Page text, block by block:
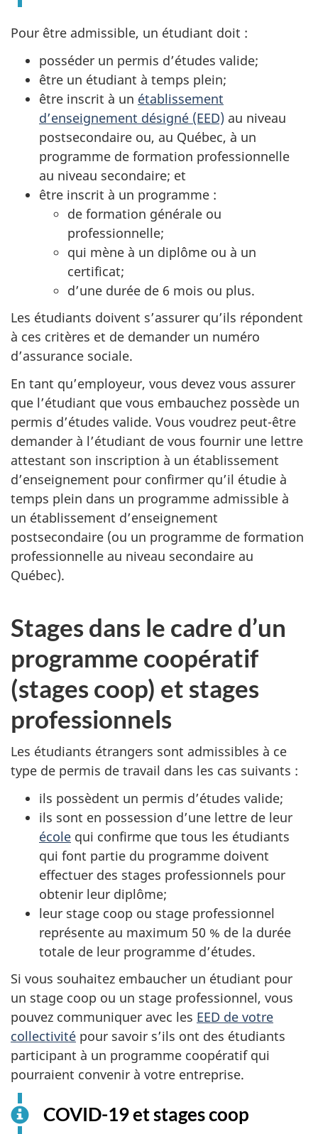
Pour être admissible, un étudiant doit :
posséder un permis d’études valide;
être un étudiant à temps plein;
être inscrit à un établissement
d’enseignement désigné (EED) au niveau
postsecondaire ou, au Québec, à un
programme de formation professionnelle
au niveau secondaire; et
être inscrit à un programme :
de formation générale ou
professionnelle;
qui mène à un diplôme ou à un
certificat;
d’une durée de 6 mois ou plus.
Les étudiants doivent s’assurer qu’ils répondent
à ces critères et de demander un numéro
d’assurance sociale.
En tant qu’employeur, vous devez vous assurer
que l’étudiant que vous embauchez possède un
permis d’études valide. Vous voudrez peut-être
demander à l’étudiant de vous fournir une lettre
attestant son inscription à un établissement
d’enseignement pour confirmer qu’il étudie à
temps plein dans un programme admissible à
un établissement d’enseignement
postsecondaire (ou un programme de formation
professionnelle au niveau secondaire au
Québec).
Stages dans le cadre d’un
programme coopératif
(stages coop) et stages
professionnels
Les étudiants étrangers sont admissibles à ce
type de permis de travail dans les cas suivants :
ils possèdent un permis d’études valide;
ils sont en possession d’une lettre de leur
école qui confirme que tous les étudiants
qui font partie du programme doivent
effectuer des stages professionnels pour
obtenir leur diplôme;
leur stage coop ou stage professionnel
représente au maximum 50 % de la durée
totale de leur programme d’études.
Si vous souhaitez embaucher un étudiant pour
un stage coop ou un stage professionnel, vous
pouvez communiquer avec les EED de votre
collectivité pour savoir s’ils ont des étudiants
participant à un programme coopératif qui
pourraient convenir à votre entreprise.
COVID-19 et stages coop